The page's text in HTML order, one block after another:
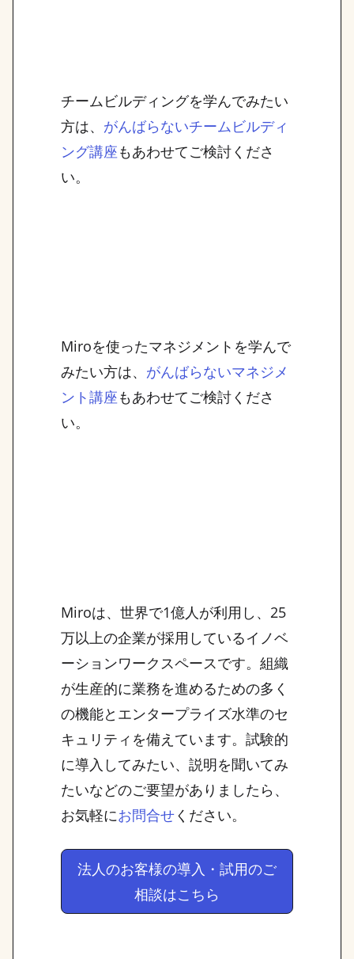
チームビルディングを学んでみたい
方は、 がんばらないチームビルディ
ング講座もあわせてご検討くださ
い。
Miroを使ったマネジメントを学んで
みたい方は、 がんばらないマネジメ
ント講座もあわせてご検討くださ
い。
Miroは、世界で1億人が利用し、25
万以上の企業が採用しているイノベ
ーションワークスペースです。組織
が生産的に業務を進めるための多く
の機能とエンタープライズ水準のセ
キュリティを備えています。試験的
に導入してみたい、説明を聞いてみ
たいなどのご要望がありましたら、
お気軽にお問合せください。
法人のお客様の導入・試用のご
相談はこちら